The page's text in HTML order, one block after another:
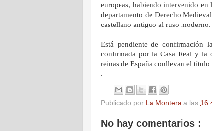
europeas, habiendo intervenido
departamento de Derecho
castellano antiguo al ruso moderno.
Está pendiente de confirmación
confirmada por la Casa Real y la
reinas de España conllevan el título
.
Publicado por La Montera a las
No hay comentarios :